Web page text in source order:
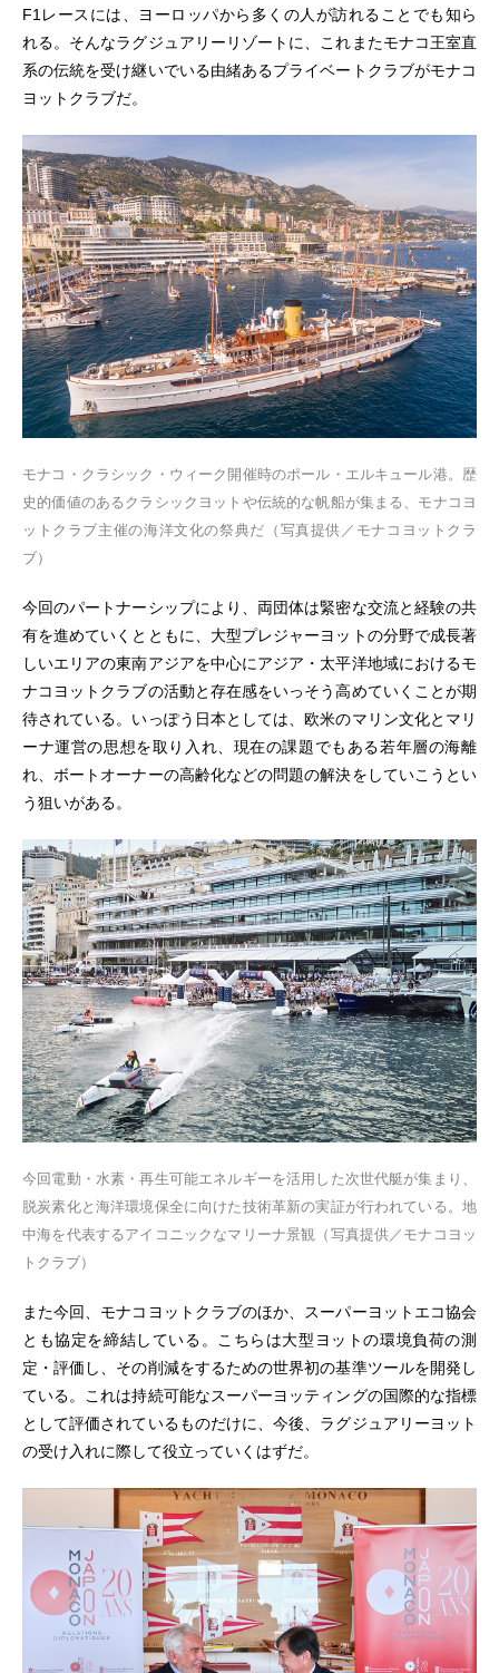
F1レースには、ヨーロッパから多くの人が訪れることでも知ら
れる。そんなラグジュアリーリゾートに、これまたモナコ王室直
系の伝統を受け継いでいる由緒あるプライベートクラブがモナコ
ヨットクラブだ。
モナコ・クラシック・ウィーク開催時のポール・エルキュール港。歴
史的価値のあるクラシックヨットや伝統的な帆船が集まる、モナコヨ
ットクラブ主催の海洋文化の祭典だ（写真提供／モナコヨットクラ
ブ）
今回のパートナーシップにより、両団体は緊密な交流と経験の共
有を進めていくとともに、大型プレジャーヨットの分野で成長著
しいエリアの東南アジアを中心にアジア・太平洋地域におけるモ
ナコヨットクラブの活動と存在感をいっそう高めていくことが期
待されている。いっぽう日本としては、欧米のマリン文化とマリ
ーナ運営の思想を取り入れ、現在の課題でもある若年層の海離
れ、ボートオーナーの高齢化などの問題の解決をしていこうとい
う狙いがある。
今回電動・水素・再生可能エネルギーを活用した次世代艇が集まり、
脱炭素化と海洋環境保全に向けた技術革新の実証が行われている。地
中海を代表するアイコニックなマリーナ景観（写真提供／モナコヨッ
トクラブ）
また今回、モナコヨットクラブのほか、スーパーヨットエコ協会
とも協定を締結している。こちらは大型ヨットの環境負荷の測
定・評価し、その削減をするための世界初の基準ツールを開発し
ている。これは持続可能なスーパーヨッティングの国際的な指標
として評価されているものだけに、今後、ラグジュアリーヨット
の受け入れに際して役立っていくはずだ。